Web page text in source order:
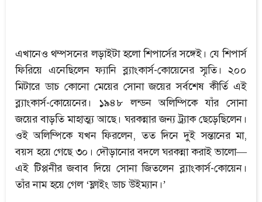
এখানেও থম্পসনের লড়াইটা হলো শিপার্সের সঙ্গেই। যে শিপার্স
ফিরিয়ে এনেছিলেন ফ্যানি ব্ল্যাংকার্স-কোয়েনের স্মৃতি। ২০০
মিটারে ডাচ কোনো মেয়ের সোনা জয়ের সর্বশেষ কীর্তি এই
ব্ল্যাংকার্স-কোয়েনের। ১৯৪৮ লন্ডন অলিম্পিকে যাঁর সোনা
জয়ের বাড়তি মাহাত্ম্য আছে। ঘরকন্নার জন্য ট্র্যাক ছেড়েছিলেন।
ওই অলিম্পিকে যখন ফিরলেন, তত দিনে দুই সন্তানের মা,
বয়স হয়ে গেছে ৩০। দৌড়ানোর বদলে ঘরকন্না করাই ভালো—
এই টিপ্পনীর জবাব দিয়ে সোনা জিতলেন ব্ল্যাংকার্স-কোয়েন।
তাঁর নাম হয়ে গেল ‘ফ্লাইং ডাচ উইম্যান।’